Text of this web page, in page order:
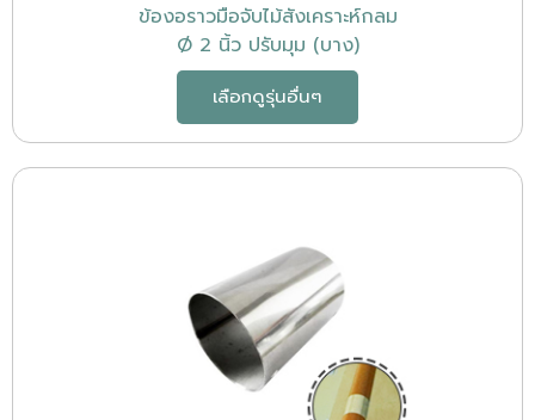
ข้องอราวมือจับไม้สังเคราะห์กลม
Ø 2 นิ้ว ปรับมุม (บาง)
เลือกดูรุ่นอื่นๆ